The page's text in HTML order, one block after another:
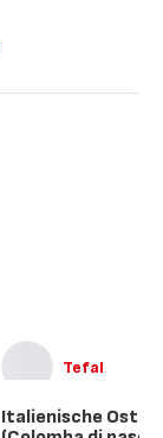
Tefal
Italienische Oster